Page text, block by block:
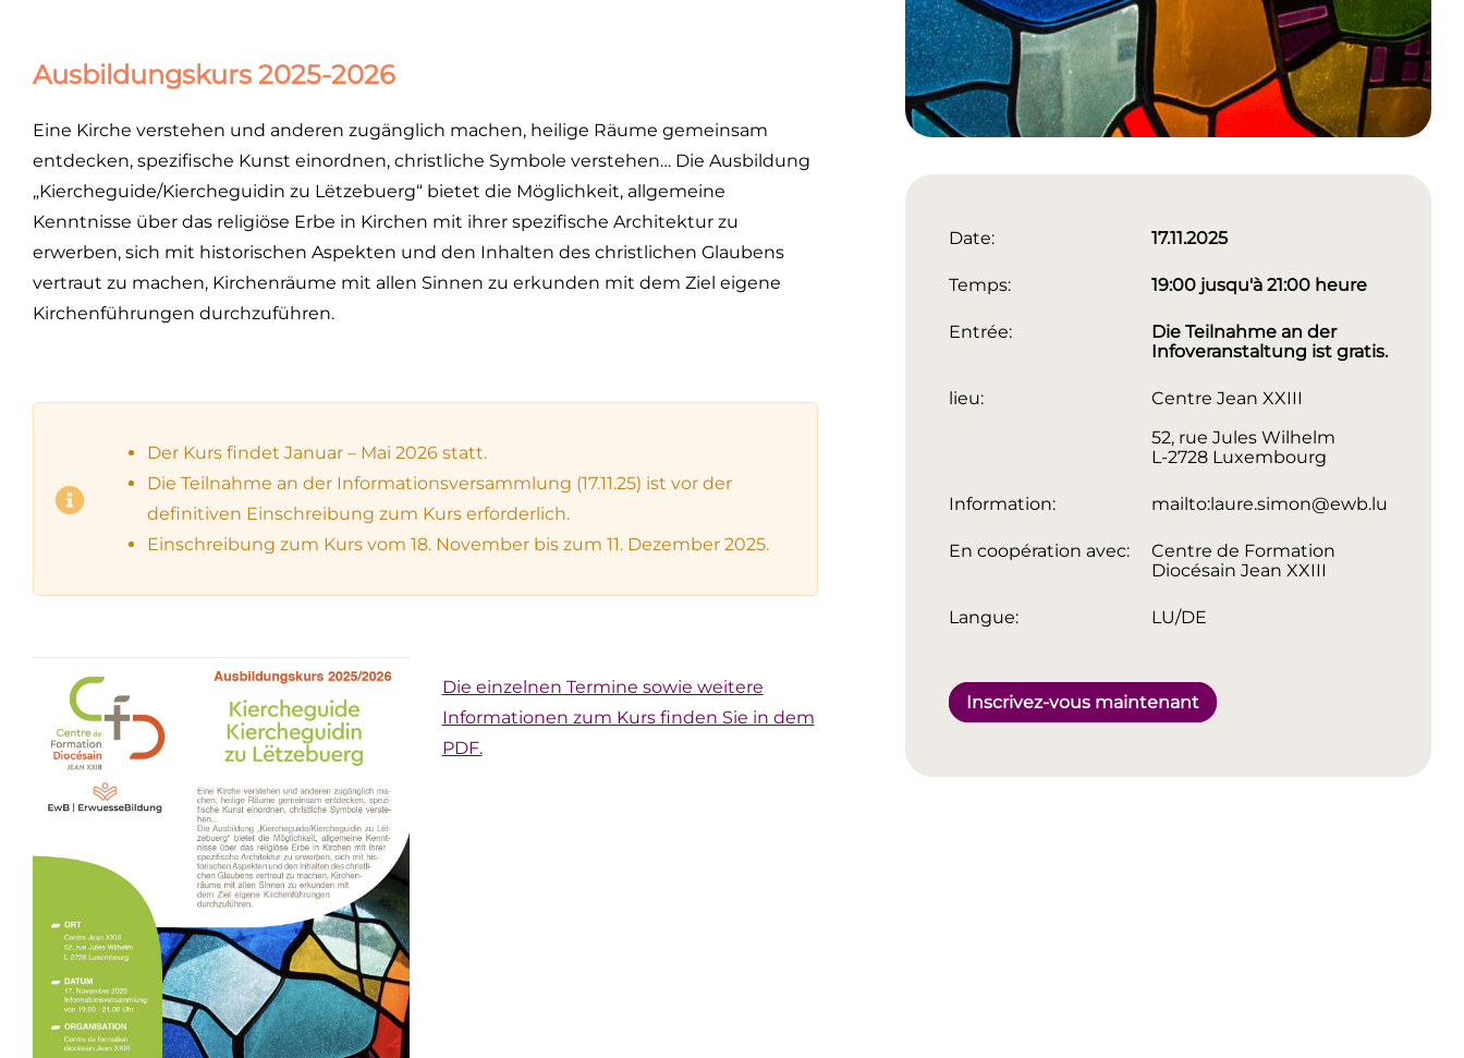
Ausbildungskurs 2025-2026
Eine Kirche verstehen und anderen zugänglich machen, heilige Räume gemeinsam
entdecken, spezifische Kunst einordnen, christliche Symbole verstehen… Die Ausbildung
„Kiercheguide/Kiercheguidin zu Lëtzebuerg“ bietet die Möglichkeit, allgemeine
Kenntnisse über das religiöse Erbe in Kirchen mit ihrer spezifische Architektur zu
erwerben, sich mit historischen Aspekten und den Inhalten des christlichen Glaubens
vertraut zu machen, Kirchenräume mit allen Sinnen zu erkunden mit dem Ziel eigene
Kirchenführungen durchzuführen.
Der Kurs findet Januar – Mai 2026 statt.
Die Teilnahme an der Informationsversammlung (17.11.25) ist vor der
definitiven Einschreibung zum Kurs erforderlich.
Einschreibung zum Kurs vom 18. November bis zum 11. Dezember 2025.
Die einzelnen Termine sowie weitere
Informationen zum Kurs finden Sie in dem
PDF.
Date: 17.11.2025
Temps: 19:00 jusqu'à 21:00 heure
Entrée:
Die Teilnahme an der
Infoveranstaltung ist gratis.
lieu:
Centre Jean XXIII
52, rue Jules Wilhelm
L-2728 Luxembourg
Information: mailto:laure.simon@ewb.lu
En coopération avec:
Centre de Formation
Diocésain Jean XXIII
Langue: LU/DE
Inscrivez-vous maintenant